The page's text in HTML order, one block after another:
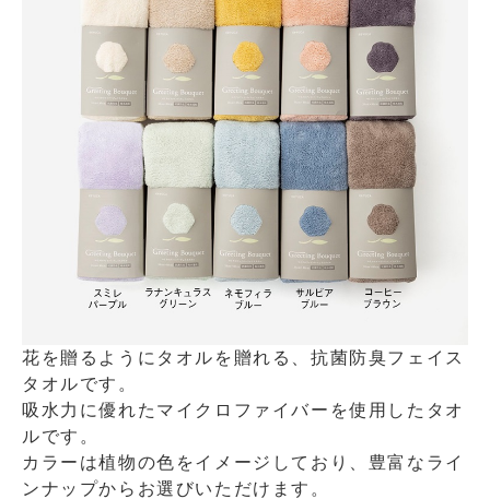
花を贈るようにタオルを贈れる、抗菌防臭フェイス
タオルです。
吸水力に優れたマイクロファイバーを使用したタオ
ルです。
カラーは植物の色をイメージしており、豊富なライ
ンナップからお選びいただけます。